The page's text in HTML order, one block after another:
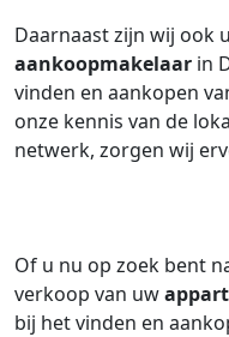
Daarnaast zijn wij ook
aankoopmakelaar in
vinden en aankopen
onze kennis van de
netwerk, zorgen wij
Of u nu op zoek bent
verkoop van uw
bij het vinden en